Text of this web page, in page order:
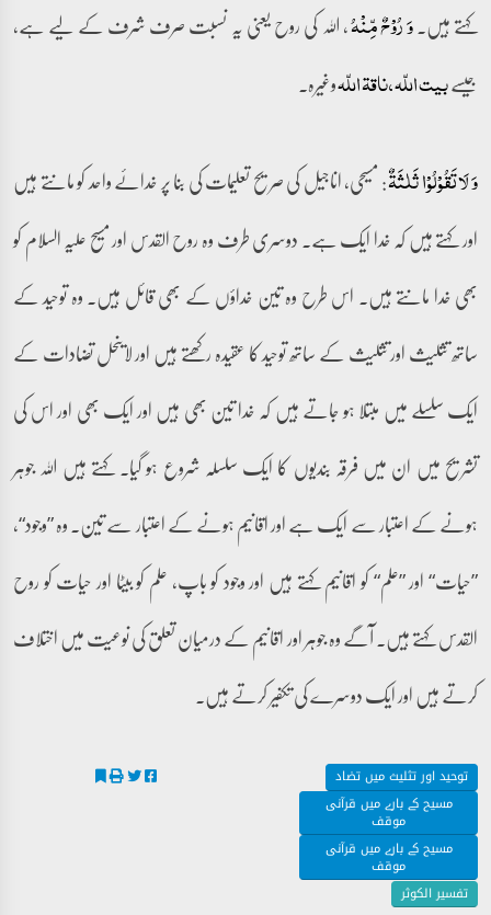
کہتے ہیں۔وَ رُوۡحٌ مِّنۡہُ، اللہ کی روح یعنی یہ نسبت صرف شرف کے لیے ہے،
جیسےبیت اللّہ، ناقۃ اللّہوغیرہ۔
وَ لَا تَقُوۡلُوۡا ثَلٰثَۃٌ: مسیحی، اناجیل کی صریح تعلیمات کی بنا پر خدائے واحد کو مانتے ہیں
اور کہتے ہیں کہ خدا ایک ہے۔ دوسری طرف وہ روح القدس اور مسیح علیہ السلام کو
بھی خدا مانتے ہیں۔ اس طرح وہ تین خداؤں کے بھی قائل ہیں۔ وہ توحید کے
ساتھ تثلیث اور تثلیث کے ساتھ توحید کا عقیدہ رکھتے ہیں اور لاینحل تضادات کے
ایک سلسلے میں مبتلا ہو جاتے ہیں کہ خدا تین بھی ہیں اور ایک بھی اور اس کی
تشریح میں ان میں فرقہ بندیوں کا ایک سلسلہ شروع ہو گیا۔ کہتے ہیں اللہ جوہر
ہونے کے اعتبار سے ایک ہے اور اقانیم ہونے کے اعتبار سے تین۔ وہ ”وجود“،
”حیات“ اور ”علم“ کو اقانیم کہتے ہیں اور وجود کو باپ، علم کو بیٹا اور حیات کو روح
القدس کہتے ہیں۔ آگے وہ جوہر اور اقانیم کے درمیان تعلق کی نوعیت میں اختلاف
کرتے ہیں اور ایک دوسرے کی تکفیر کرتے ہیں۔
توحید اور تثلیث میں تضاد
مسیح کے بارے میں قرآنی
موقف
مسیح کے بارے میں قرآنی
موقف
تفسیر الکوثر